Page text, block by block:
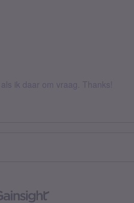
ik daar om vraag. Thanks!